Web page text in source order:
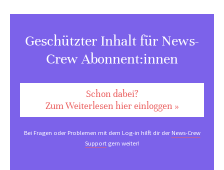
Geschützter Inhalt für News-
Crew Abonnent:innen
Schon dabei?
Zum Weiterlesen hier einloggen »
Bei Fragen oder Problemen mit dem Log-in hilft dir derNews-Crew
Support gern weiter!